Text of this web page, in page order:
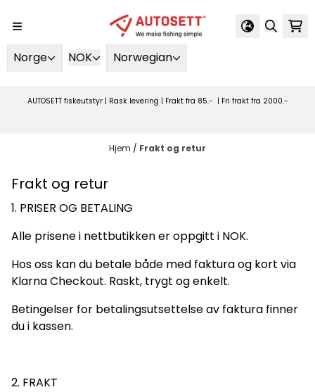
Norge NOK Norwegian
AUTOSETT fiskeutstyr | Rask levering | Frakt fra 85.- | Fri frakt fra 2000.-
Hjem / Frakt og retur
Frakt og retur
1. PRISER OG BETALING
Alle prisene i nettbutikken er oppgitt i NOK.
Hos oss kan du betale både med faktura og kort via
Klarna Checkout. Raskt, trygt og enkelt.
Betingelser for betalingsutsettelse av faktura finner
du i kassen.
2. FRAKT